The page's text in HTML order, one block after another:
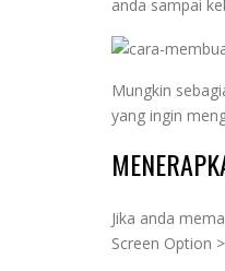
anda sampai
Mungkin
yang ingin
Jika anda
Screen Option